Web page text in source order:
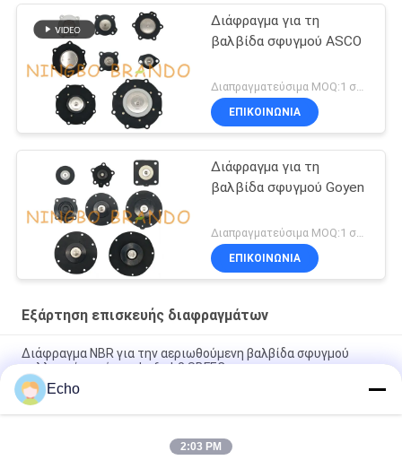
Διάφραγμα για τη
βαλβίδα σφυγμού ASCO
Διαπραγματεύσιμα MOQ:1 σύνολο
ΕΠΙΚΟΙΝΩΝΙΑ
Διάφραγμα για τη
βαλβίδα σφυγμού Goyen
ΕΠΙΚΟΙΝΩΝΙΑ
Εξάρτηση επισκευής διαφραγμάτων
Διάφραγμα NBR για την αεριωθούμενη βαλβίδα σφυγμού
συλλεκτών σκόνης dmf-zl-β SBFEC
Διάφραγμα για την αεριωθούμενη βαλβίδα 3/4» dmf-ζ-20
dmf-ZM-20 σφυγμού BFEC
Διάφραγμα για τη βαλβίδα 1 σφυγμού SBFEC» dmf-ζ-25 dmf-
Echo
2:03 PM